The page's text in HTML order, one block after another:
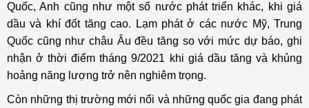
Quốc, Anh cũng như một số nước phát triển khác, khi giá
dầu và khí đốt tăng cao. Lạm phát ở các nước Mỹ, Trung
Quốc cũng như châu Âu đều tăng so với mức dự báo, ghi
nhận ở thời điểm tháng 9/2021 khi giá dầu tăng và khủng
hoảng năng lượng trở nên nghiêm trọng.
Còn những thị trường mới nổi và những quốc gia đang phát